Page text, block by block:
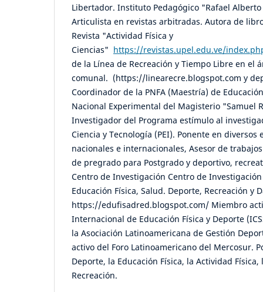
Libertador. Instituto Pedagógico "Rafael
Articulista en revistas arbitradas. Autora de
Revista "Actividad Física y
Ciencias" https://revistas.upel.edu.ve/
de la Línea de Recreación y Tiempo Libre en el
comunal. (https://linearecre.blogspot.com y
Coordinador de la PNFA (Maestría) de
Nacional Experimental del Magisterio "Samuel
Investigador del Programa estímulo al
Ciencia y Tecnología (PEI). Ponente en diversos
nacionales e internacionales, Asesor de
de pregrado para Postgrado y deportivo,
Centro de Investigación Centro de
Educación Física, Salud. Deporte, Recreación y
https://edufisadred.blogspot.com/ Miembro
Internacional de Educación Física y Deporte
la Asociación Latinoamericana de Gestión
activo del Foro Latinoamericano del Mercosur.
Deporte, la Educación Física, la Actividad
Recreación.